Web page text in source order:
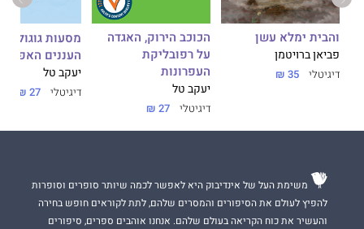
והבית ימלא עשן
פביאן ברויטמן
דיגיטלי 35 ₪
הכוכב הירוק, האגדה
על רפובליקת
העפרונות
יעקב טל
דיגיטלי 27 ₪
מסעות גוגול,
העננים
יעקב טל
דיגיטלי 27 ₪
משימת העל של אינדיבוק היא לאפשר לכמה שיותר סופרים וסופרות
להפיץ לעולם את הסיפורים והמסרים שלהם, לתת לקוראים חופש בחירה
והעשיר את כוח הקריאה בעולם שלהם. אנחנו אוהבים ספרים, סיפורים